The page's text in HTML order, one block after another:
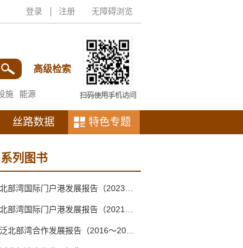
登录 注册 无障碍浏览
高级检索
施
能源
丝路数据 特色专题
系列图书
北部湾国际门户港发展报告（2023～2024）
北部湾国际门户港发展报告（2021～2022）
泛北部湾合作发展报告（2016～2017）